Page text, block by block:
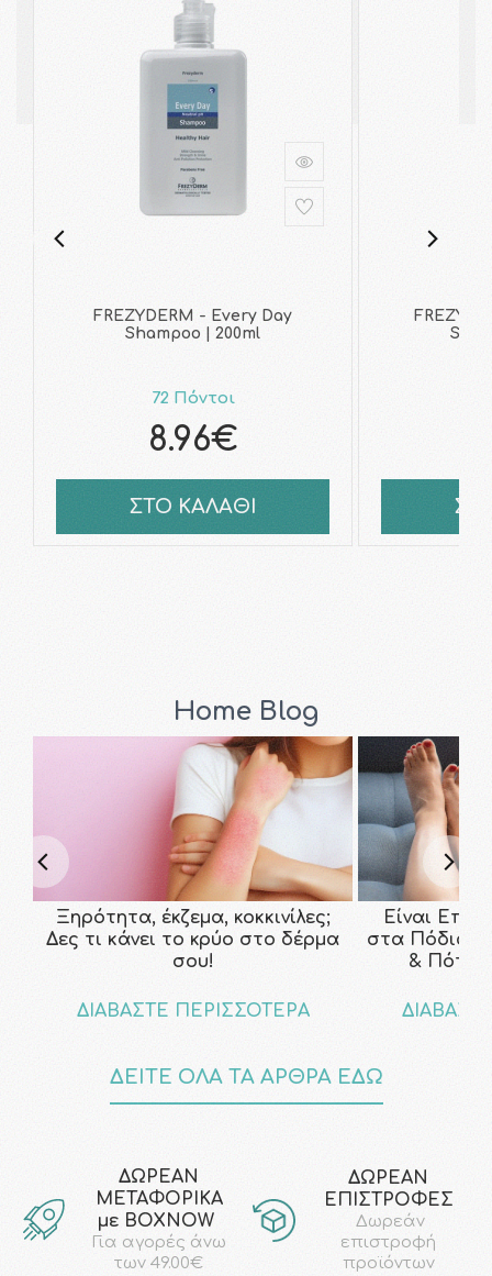
FREZYDERM - Every Day
Shampoo | 200ml
72 Πόντοι
8.96€
ΣΤΟ ΚΑΛΑΘΙ
Home Blog
Ξηρότητα, έκζεμα, κοκκινίλες;
Δες τι κάνει το κρύο στο δέρμα
σου!
ΔΙΑΒΑΣΤΕ ΠΕΡΙΣΣΟΤΕΡΑ
Είναι
στα Πόδια;
& Πότε
ΔΕΙΤΕ ΟΛΑ ΤΑ ΑΡΘΡΑ ΕΔΩ
ΔΩΡΕΑΝ
ΜΕΤΑΦΟΡΙΚΑ
με ΒΟΧΝΟW
Για αγορές άνω
των 49.00€
ΔΩΡΕΑΝ
ΕΠΙΣΤΡΟΦΕΣ
Δωρεάν
επιστροφή
προϊόντων